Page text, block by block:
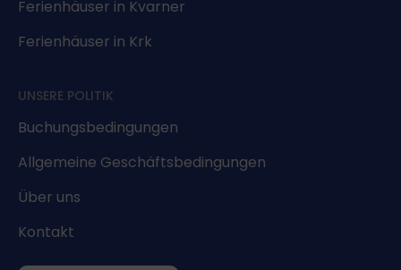
Ferienhäuser in Kvarner
Ferienhäuser in Krk
UNSERE POLITIK
Buchungsbedingungen
Allgemeine Geschäftsbedingungen
Über uns
Kontakt